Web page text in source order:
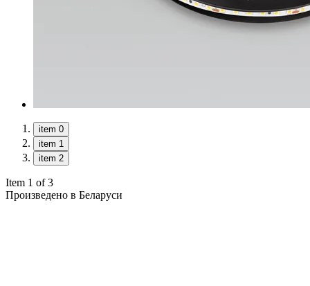
item 0
item 1
item 2
Item 1 of 3
Произведено в Беларуси